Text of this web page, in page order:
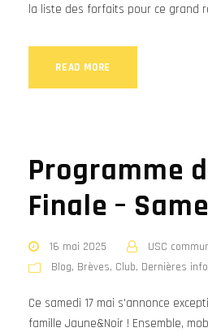
la liste des forfaits pour ce grand
READ MORE
Programme
Finale –
16 mai 2025
USC
Blog, Brèves, Club, Dernières
Ce samedi 17 mai s'annonce
famille Jaune&Noir ! Ensemble,